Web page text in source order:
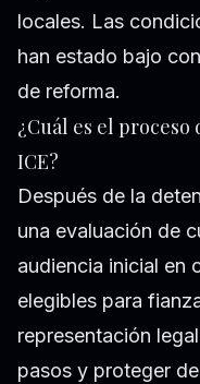
locales. Las
han estado bajo
de reforma.
¿Cuál es el
ICE?
Después de la
una evaluación de
audiencia inicial en
elegibles para
representación
pasos y proteger